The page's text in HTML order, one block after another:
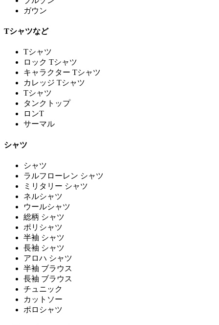
ガウン
Tシャツなど
Tシャツ
ロック Tシャツ
キャラクター Tシャツ
カレッジ Tシャツ
Tシャツ
タンクトップ
ロンT
サーマル
シャツ
シャツ
ラルフローレン シャツ
ミリタリー シャツ
ネルシャツ
ウールシャツ
総柄 シャツ
ポリシャツ
半袖 シャツ
長袖 シャツ
アロハ シャツ
半袖 ブラウス
長袖 ブラウス
チュニック
カットソー
ポロシャツ